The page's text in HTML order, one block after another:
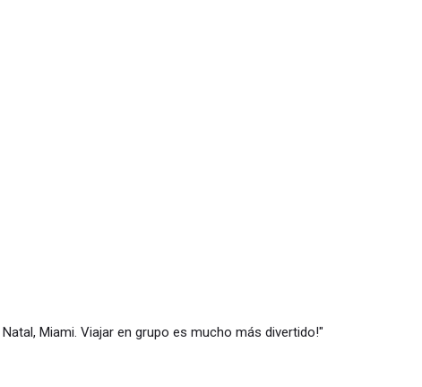
Miami. Viajar en grupo es mucho más divertido!"